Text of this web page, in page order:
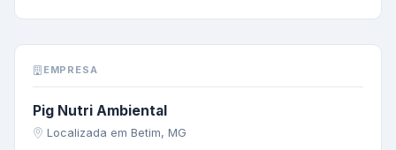
EMPRESA
Pig Nutri Ambiental
Localizada em Betim, MG